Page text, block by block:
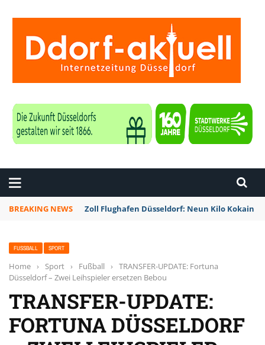
BREAKING NEWS Zoll Flughafen Düsseldorf: Neun Kilo Kokain
FUSSBALL SPORT
Home › Sport › Fußball › TRANSFER-UPDATE: Fortuna
Düsseldorf – Zwei Leihspieler ersetzen Bebou
TRANSFER-UPDATE:
FORTUNA DÜSSELDORF